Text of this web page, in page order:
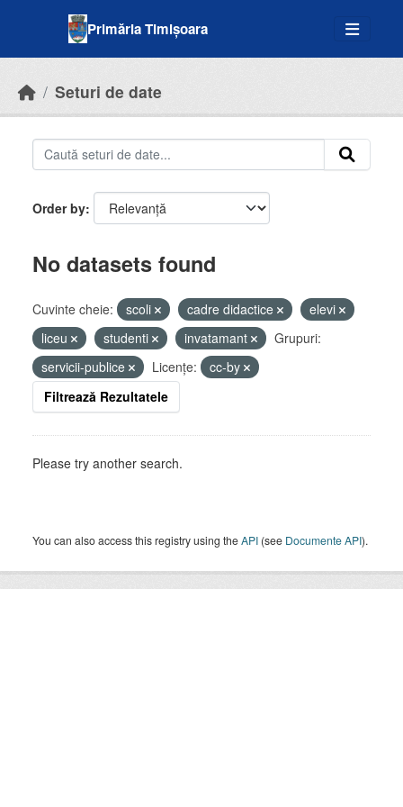
Primăria Timișoara
Seturi de date
Order by
No datasets found
Cuvinte cheie: scoli cadre didactice
elevi
liceu
studenti invatamant
Grupuri:
servicii-publice
Licenţe:
cc-by
Filtrează Rezultatele
Please try another search.
You can also access this registry using theAPI (see Documente API).